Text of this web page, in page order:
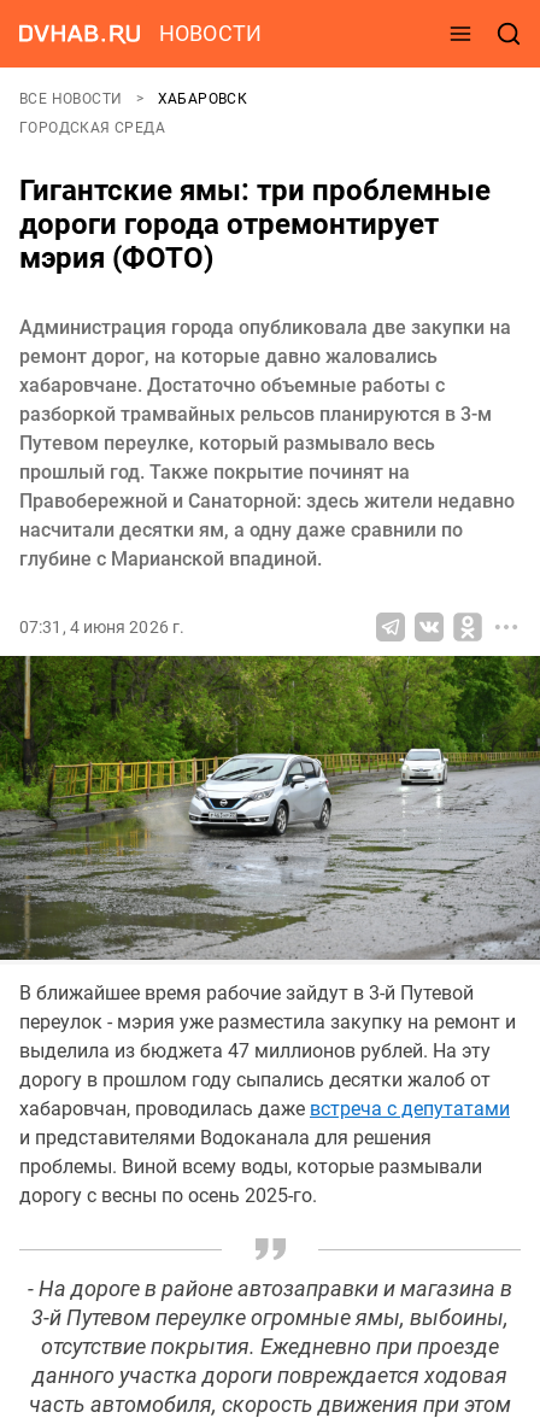
НОВОСТИ
ВСЕ НОВОСТИ
ХАБАРОВСК
ГОРОДСКАЯ СРЕДА
Гигантские ямы: три проблемные
дороги города отремонтирует
мэрия (ФОТО)
Администрация города опубликовала две закупки на
ремонт дорог, на которые давно жаловались
хабаровчане. Достаточно объемные работы с
разборкой трамвайных рельсов планируются в 3-м
Путевом переулке, который размывало весь
прошлый год. Также покрытие починят на
Правобережной и Санаторной: здесь жители недавно
насчитали десятки ям, а одну даже сравнили по
глубине с Марианской впадиной.
07:31, 4 июня 2026 г.
В ближайшее время рабочие зайдут в 3-й Путевой
переулок - мэрия уже разместила закупку на ремонт и
выделила из бюджета 47 миллионов рублей. На эту
дорогу в прошлом году сыпались десятки жалоб от
хабаровчан, проводилась даже встреча с депутатами
и представителями Водоканала для решения
проблемы. Виной всему воды, которые размывали
дорогу с весны по осень 2025-го.
- На дороге в районе автозаправки и магазина в
3-й Путевом переулке огромные ямы, выбоины,
отсутствие покрытия. Ежедневно при проезде
данного участка дороги повреждается ходовая
часть автомобиля, скорость движения при этом